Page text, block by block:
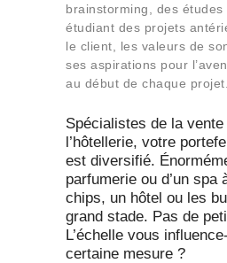
brainstorming, des
étudiant des projets
le client, les valeurs de
ses aspirations pour
au début de chaque projet.
Spécialistes de la
l’hôtellerie, votre
est diversifié.
parfumerie ou d’un spa
chips, un hôtel ou les
grand stade. Pas de
L’échelle vous
certaine mesure ?